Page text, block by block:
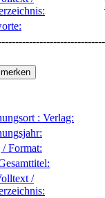
: Verlag:
Format:
/